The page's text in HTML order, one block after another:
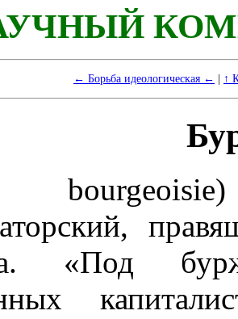
← Борьба идеологическая ← | ↑
bourgeoisie
«Под